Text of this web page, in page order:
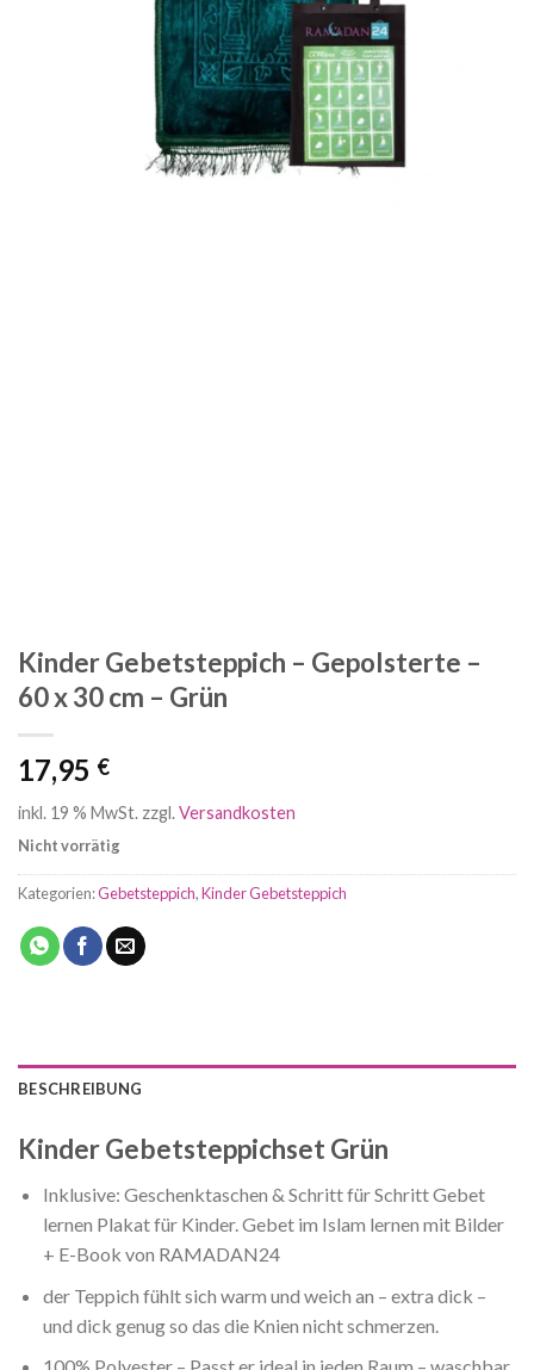
Kinder Gebetsteppich – Gepolsterte –
60 x 30 cm – Grün
17,95 €
inkl. 19 % MwSt. zzgl.Versandkosten
Nicht vorrätig
Kategorien:Gebetsteppich,Kinder Gebetsteppich
BESCHREIBUNG
Kinder Gebetsteppichset Grün
Inklusive: Geschenktaschen & Schritt für Schritt Gebet
lernen Plakat für Kinder. Gebet im Islam lernen mit Bilder
+ E-Book von RAMADAN24
der Teppich fühlt sich warm und weich an – extra dick –
und dick genug so das die Knien nicht schmerzen.